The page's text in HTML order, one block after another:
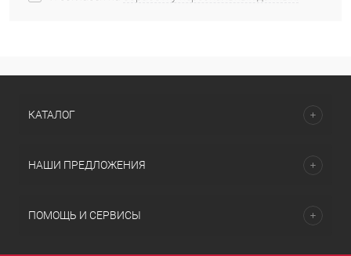
КАТАЛОГ
НАШИ ПРЕДЛОЖЕНИЯ
ПОМОЩЬ И СЕРВИСЫ